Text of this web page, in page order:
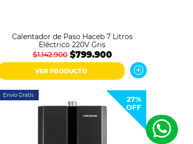
Calentador de Paso Haceb 7 Litros
Eléctrico 220V Gris
$1.142.900 $799.900
VER PRODUCTO
Envío Gratis
27%
OFF